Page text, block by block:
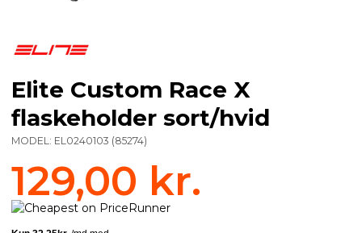
Elite Custom Race X
flaskeholder sort/hvid
MODEL: EL0240103 (85274)
129,00 kr.